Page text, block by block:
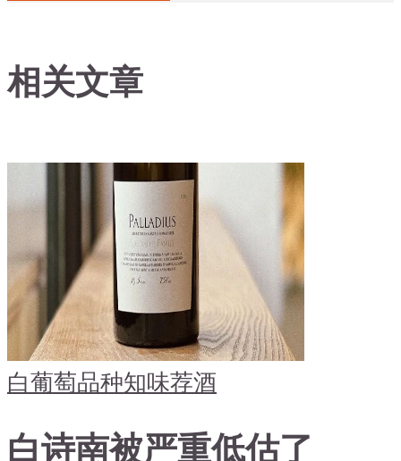
相关文章
白葡萄品种知味荐酒
白诗南被严重低估了